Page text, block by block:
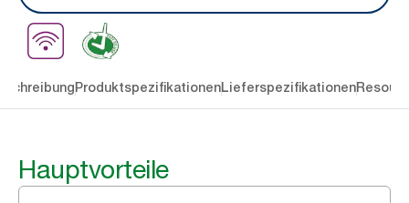
ProduktspezifikationenLieferspezifikationen
Hauptvorteile